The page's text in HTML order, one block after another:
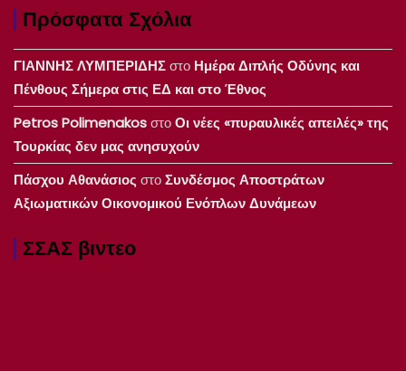
Πρόσφατα Σχόλια
ΓΙΑΝΝΗΣ ΛΥΜΠΕΡΙΔΗΣστο Ημέρα Διπλής Οδύνης και
Πένθους Σήμερα στις ΕΔ και στο Έθνος
Petros PolimenakosστοΟι νέες «πυραυλικές απειλές» της
Τουρκίας δεν μας ανησυχούν
Πάσχου Αθανάσιος στοΣυνδέσμος Αποστράτων
Αξιωματικών Οικονομικού Ενόπλων Δυνάμεων
ΣΣΑΣ βιντεο